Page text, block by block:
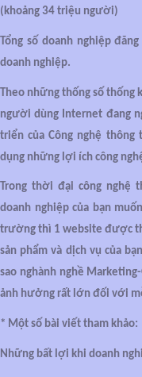
(khoảng 34 triệu người)
Tổng số doanh nghiệp
doanh nghiệp.
Theo những thống số thống
người dùng Internet đang
triển của Công nghệ
dụng những lợi ích công
Trong thời đại công nghệ
doanh nghiệp của bạn
trường thì 1 website được
sản phẩm và dịch vụ của
sao nghành nghề
ảnh hưởng rất lớn đối với
* Một số bài viết tham khảo:
Những bất lợi khi doanh